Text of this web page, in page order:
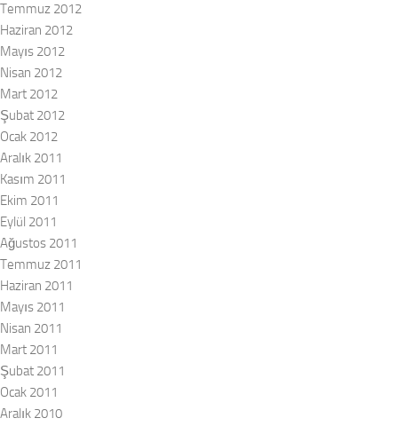
Temmuz 2012
Haziran 2012
Mayıs 2012
Nisan 2012
Mart 2012
Şubat 2012
Ocak 2012
Aralık 2011
Kasım 2011
Ekim 2011
Eylül 2011
Ağustos 2011
Temmuz 2011
Haziran 2011
Mayıs 2011
Nisan 2011
Mart 2011
Şubat 2011
Ocak 2011
Aralık 2010